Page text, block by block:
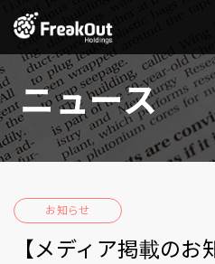
ニュース
お知らせ
【メディア掲載の